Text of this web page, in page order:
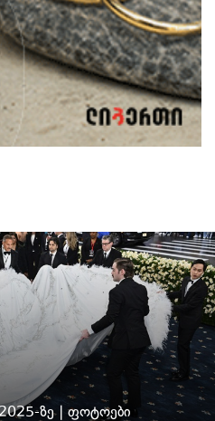
ზე | ფოტოები